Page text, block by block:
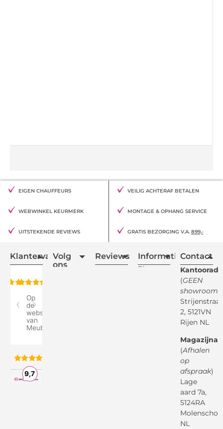
EIGEN CHAUFFEURS VEILIG ACHTERAF BETALEN
WEBWINKEL KEURMERK MONTAGE & OPHANG SERVICE
UITSTEKENDE REVIEWS GRATIS BEZORGING V.A. 899,-
Klantervaring
Volg
ons
Reviews Informatie
Blogs
Retourvoorwaarden
Betaalmethodes
Montageservice
Garantievoorwaarden
Privacybeleid
Contact
(GEEN
showroom
Strijenstraat
2, 5121VN
Rijen NL
(Afhalen
op
afspraak)
Lage
aard 7a,
5124RA
Molenschot
NL